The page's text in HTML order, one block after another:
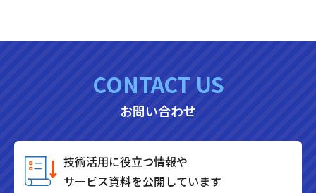
CONTACT US
お問い合わせ
技術活用に役立つ情報や
サービス資料を公開しています